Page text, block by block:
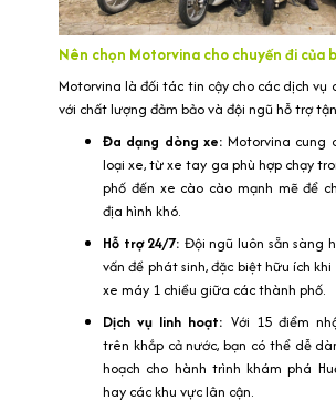
Nên chọn Motorvina cho chuyến đi của
Motorvina là đối tác tin cậy cho các dịch vụ
với chất lượng đảm bảo và đội ngũ hỗ trợ
Đa dạng dòng xe:Motorvina cung
loại xe, từ xe tay ga phù hợp chạy
phố đến xe cào cào mạnh mẽ để
địa hình khó.
Hỗ trợ 24/7: Đội ngũ luôn sẵn sàng
vấn đề phát sinh, đặc biệt hữu ích
xe máy 1 chiều giữa các thành phố.
Dịch vụ linh hoạt: Với 15 điểm
trên khắp cả nước, bạn có thể dễ
hoạch cho hành trình khám phá
hay các khu vực lân cận.